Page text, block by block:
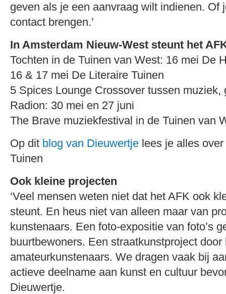
geven als je een aanvraag wilt indienen. Of
contact brengen.’
In Amsterdam Nieuw-West steunt het
Tochten in de Tuinen van West: 16 mei De
16 & 17 mei De Literaire Tuinen
5 Spices Lounge Crossover tussen muziek,
Radion: 30 mei en 27 juni
The Brave muziekfestival in de Tuinen van
Op dit blog van Dieuwertje lees je alles
Tuinen
Ook kleine projecten
‘Veel mensen weten niet dat het AFK ook
steunt. En heus niet van alleen maar van
kunstenaars. Een foto-expositie van foto’s
buurtbewoners. Een straatkunstproject door
amateurkunstenaars. We dragen vaak bij
actieve deelname aan kunst en cultuur
Dieuwertje.